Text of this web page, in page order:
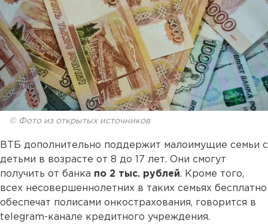
© Фото из открытых источников
ВТБ дополнительно поддержит малоимущие семьи с
детьми в возрасте от 8 до 17 лет. Они смогут
получить от банка по 2 тыс. рублей. Кроме того,
всех несовершеннолетних в таких семьях бесплатно
обеспечат полисами онкострахования, говорится в
telegram-канале кредитного учреждения.